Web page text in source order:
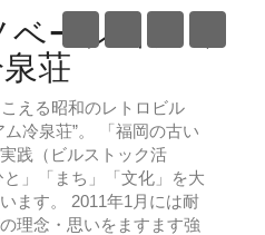
える昭和のレトロビル
冷泉荘”。 「福岡の古い
践（ビルストック活
」「まち」「文化」を大
ます。 2011年1月には耐
理念・思いをますます強